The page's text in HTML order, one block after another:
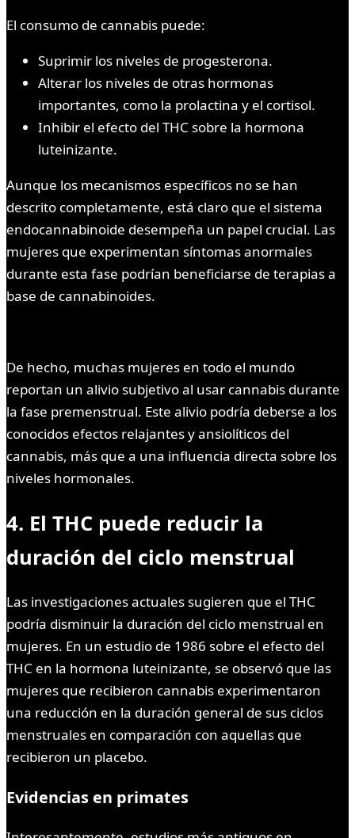
El consumo de cannabis puede:
Suprimir los niveles de progesterona.
Alterar los niveles de otras hormonas
importantes, como la prolactina y el cortisol.
Inhibir el efecto del THC sobre la hormona
luteinizante.
Aunque los mecanismos específicos no se han
descrito completamente, está claro que el sistema
endocannabinoide desempeña un papel crucial. Las
mujeres que experimentan síntomas anormales
durante esta fase podrían beneficiarse de terapias a
base de cannabinoides.
De hecho, muchas mujeres en todo el mundo
reportan un alivio subjetivo al usar cannabis durante
la fase premenstrual. Este alivio podría deberse a los
conocidos efectos relajantes y ansiolíticos del
cannabis, más que a una influencia directa sobre los
niveles hormonales.
4. El THC puede reducir la
duración del ciclo menstrual
Las investigaciones actuales sugieren que el THC
podría disminuir la duración del ciclo menstrual en
mujeres. En un estudio de 1986 sobre el efecto del
THC en la hormona luteinizante, se observó que las
mujeres que recibieron cannabis experimentaron
una reducción en la duración general de sus ciclos
menstruales en comparación con aquellas que
recibieron un placebo.
Evidencias en primates